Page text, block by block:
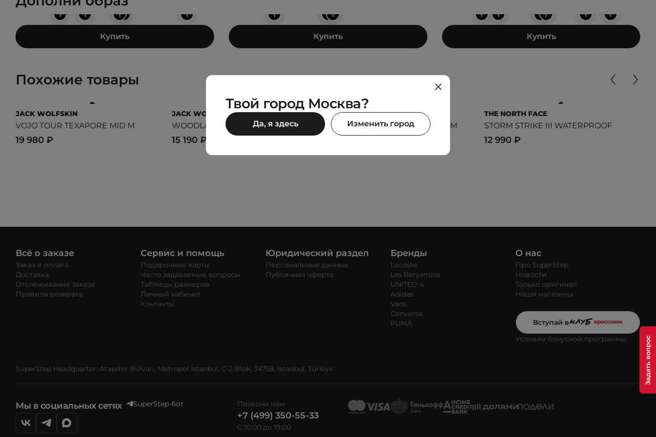
+
+
+ + +
Купить
+
+ +
Купить
+
+
+ + +
+
Купить
Похожие товары
JACK WOLFSKIN
VOJO TOUR TEXAPORE MID M
19 980 ₽
JACK WOLFSKIN
WOODLAND 2 TEXAPORE MID M
15 190 ₽
JACK WOLFSKIN
VOJO TOUR LT TEXAPORE MID M
THE NORTH FACE
STORM STRIKE III WATERPROOF
12 990 ₽
Всё о заказе
Заказ и оплата
Доставка
Отслеживание заказа
Правила возврата
Сервис и помощь
Подарочные карты
Часто задаваемые вопросы
Таблицы размеров
Личный кабинет
Контакты
Юридический раздел
Персональные данные
Публичная оферта
Бренды
Lacoste
Les Benjamins
UNITED 4
Adidas
Vans
Converse
PUMA
О нас
Про SuperStep
Новости
Только оригинал
Наши магазины
Вступай в
Условия бонусной программы
SuperStep Headquarter: Ataşehir Bulvarı, Metropol İstanbul, C-2 Blok, 34758, İstanbul, Türkiye
Мы в социальных сетях SuperStep-бот Позвони нам
+7 (499) 350-55-33
C 10:00 до 19:00
Твой город Москва?
Да, я здесь Изменить город